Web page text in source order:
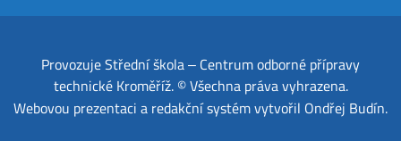
ProvozujeStřední škola ‒ Centrum odborné přípravy
technické Kroměříž. © Všechna práva vyhrazena.
Webovou prezentaci a redakční systémvytvořil Ondřej Budín.